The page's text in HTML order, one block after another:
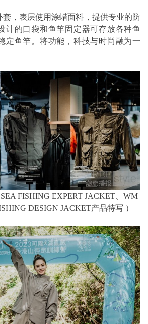
，表层使用涂蜡面料，提供专业的防
计的口袋和鱼竿固定器可存放各种鱼
定鱼竿。将功能，科技与时尚融为一
FISHING EXPERT JACKET、WM
DESIGN JACKET产品特写 ）